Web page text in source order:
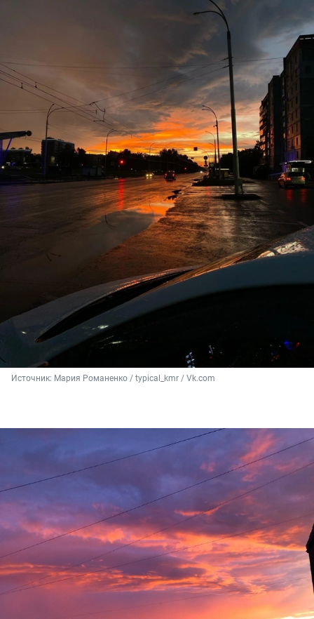
Источник: Мария Романенко / typical_kmr / Vk.com